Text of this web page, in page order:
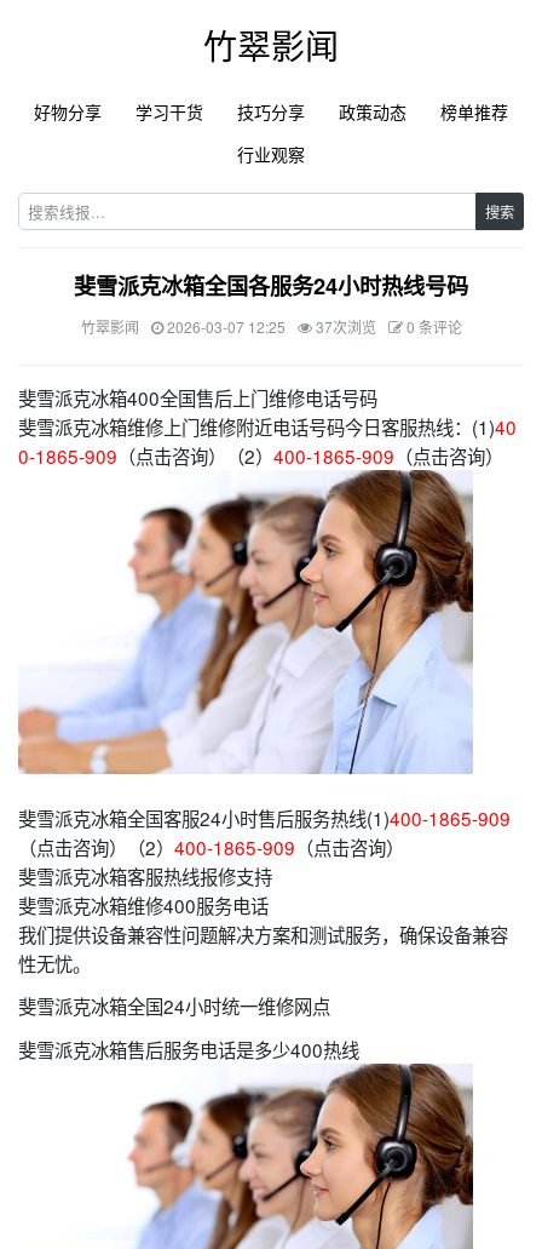
竹翠影闻
好物分享 学习干货 技巧分享 政策动态
榜单推荐
行业观察
搜索
斐雪派克冰箱全国各服务24小时热线号码
竹翠影闻 2026-03-07 12:25 37次浏览 0 条评论
斐雪派克冰箱400全国售后上门维修电话号码
斐雪派克冰箱维修上门维修附近电话号码今日客服热线：(1)40
0-1865-909 （点击咨询）（2） 400-1865-909 （点击咨询）
斐雪派克冰箱全国客服24小时售后服务热线(1)400-1865-909
（点击咨询）（2） 400-1865-909 （点击咨询）
斐雪派克冰箱客服热线报修支持
斐雪派克冰箱维修400服务电话
我们提供设备兼容性问题解决方案和测试服务，确保设备兼容
性无忧。
斐雪派克冰箱全国24小时统一维修网点
斐雪派克冰箱售后服务电话是多少400热线